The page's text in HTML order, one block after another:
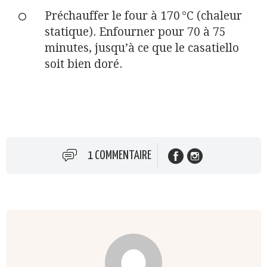
Préchauffer le four à 170 °C (chaleur
statique). Enfourner pour 70 à 75
minutes, jusqu’à ce que le casatiello
soit bien doré.
1 COMMENTAIRE